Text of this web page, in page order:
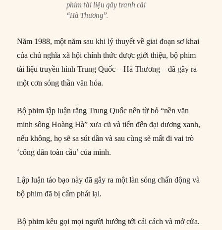
phim tài liệu gây tranh cãi
“Hà Thương”.
Năm 1988, một năm sau khi lý thuyết về giai đoạn sơ khai
của chủ nghĩa xã hội chính thức được giới thiệu, bộ phim
tài liệu truyền hình Trung Quốc – Hà Thương – đã gây ra
một cơn sóng thần văn hóa.
Bộ phim lập luận rằng Trung Quốc nên từ bỏ “nền văn
minh sông Hoàng Hà” xưa cũ và tiến đến đại dương xanh,
nếu không, họ sẽ sa sút dần và sau cùng sẽ mất đi vai trò
‘công dân toàn cầu’ của mình.
Lập luận táo bạo này đã gây ra một làn sóng chấn động và
bộ phim đã bị cấm phát lại.
Bộ phim kêu gọi mọi người hướng tới cải cách và mở cửa.